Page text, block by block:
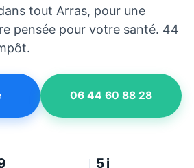
tout Arras, pour une
pensée pour votre santé. 44
06 44 60 88 28
5 j